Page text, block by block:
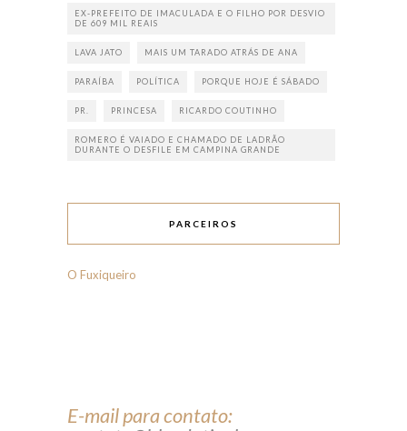
EX-PREFEITO DE IMACULADA E O FILHO POR DESVIO
DE 609 MIL REAIS
LAVA JATO MAIS UM TARADO ATRÁS DE ANA
PARAÍBA POLÍTICA PORQUE HOJE É SÁBADO
PR. PRINCESA RICARDO COUTINHO
ROMERO É VAIADO E CHAMADO DE LADRÃO
DURANTE O DESFILE EM CAMPINA GRANDE
PARCEIROS
O Fuxiqueiro
E-mail para contato: